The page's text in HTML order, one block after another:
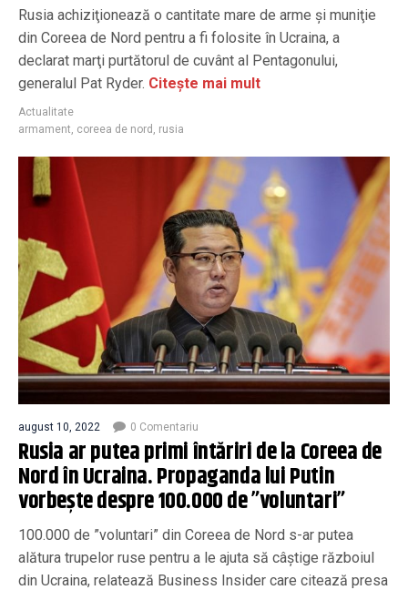
Rusia achiziţionează o cantitate mare de arme şi muniţie
din Coreea de Nord pentru a fi folosite în Ucraina, a
declarat marţi purtătorul de cuvânt al Pentagonului,
generalul Pat Ryder. Citește mai mult
Actualitate
armament, coreea de nord , rusia
august 10, 2022 0 Comentariu
Rusia ar putea primi întăriri de la Coreea de
Nord în Ucraina. Propaganda lui Putin
vorbește despre 100.000 de ”voluntari”
100.000 de ”voluntari” din Coreea de Nord s-ar putea
alătura trupelor ruse pentru a le ajuta să câștige războiul
din Ucraina, relatează Business Insider care citează presa